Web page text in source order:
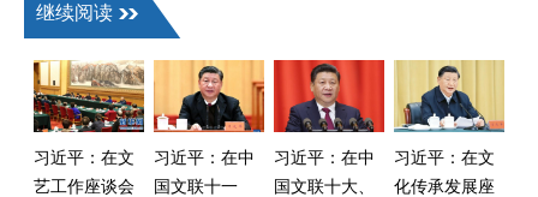
继续阅读
习近平：在文
艺工作座谈会
习近平：在中
国文联十一
习近平：在中
国文联十大、
习近平：在文
化传承发展座